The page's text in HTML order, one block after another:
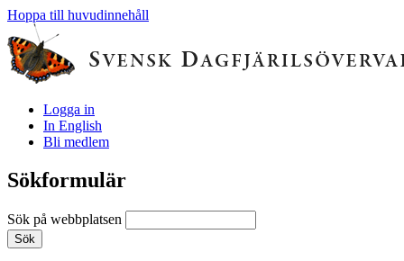
Hoppa till huvudinnehåll
Logga in
In English
Bli medlem
Sökformulär
Sök på webbplatsen